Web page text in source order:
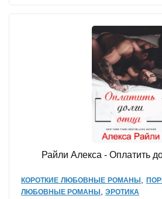
Райли Алекса - Оплатить
КОРОТКИЕ ЛЮБОВНЫЕ РОМАНЫ
ЛЮБОВНЫЕ РОМАНЫ
ЭРОТИКА